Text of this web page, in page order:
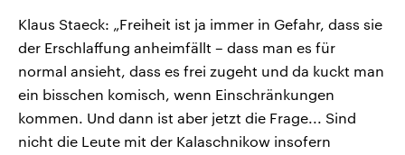
Klaus Staeck: „Freiheit ist ja immer in Gefahr, dass sie
der Erschlaffung anheimfällt – dass man es für
normal ansieht, dass es frei zugeht und da kuckt man
ein bisschen komisch, wenn Einschränkungen
kommen. Und dann ist aber jetzt die Frage... Sind
nicht die Leute mit der Kalaschnikow insofern